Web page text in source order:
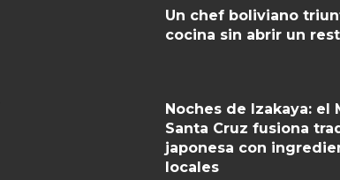
Un chef boliviano
cocina sin abrir un
Noches de Izakaya: el
Santa Cruz fusiona
japonesa con
locales